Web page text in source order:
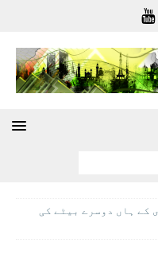
کے ہاں دوسرے بیٹے کی